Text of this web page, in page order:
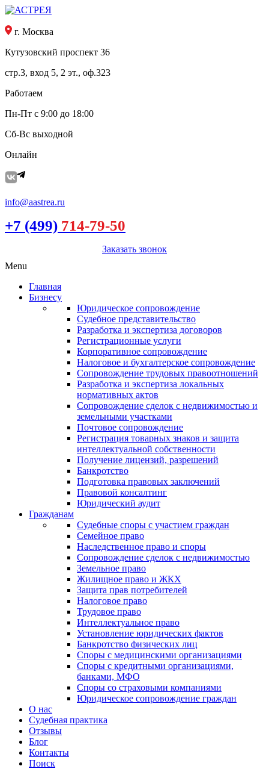
г. Москва
Кутузовский проспект 36
стр.3, вход 5, 2 эт., оф.323
Работаем
Пн-Пт с 9:00 до 18:00
Сб-Вс выходной
Онлайн
info@aastrea.ru
+7 (499) 714-79-50
Заказать звонок
Menu
Главная
Бизнесу
Юридическое сопровождение
Судебное представительство
Разработка и экспертиза договоров
Регистрационные услуги
Корпоративное сопровождение
Налоговое и бухгалтерское сопровождение
Сопровождение трудовых правоотношений
Разработка и экспертиза локальных
нормативных актов
Сопровождение сделок с недвижимостью и
земельными участками
Почтовое сопровождение
Регистрация товарных знаков и защита
интеллектуальной собственности
Получение лицензий, разрешений
Банкротство
Подготовка правовых заключений
Правовой консалтинг
Юридический аудит
Гражданам
Судебные споры с участием граждан
Семейное право
Наследственное право и споры
Сопровождение сделок с недвижимостью
Земельное право
Жилищное право и ЖКХ
Защита прав потребителей
Налоговое право
Трудовое право
Интеллектуальное право
Установление юридических фактов
Банкротство физических лиц
Споры с медицинскими организациями
Споры с кредитными организациями,
банками, МФО
Споры со страховыми компаниями
Юридическое сопровождение граждан
О нас
Судебная практика
Отзывы
Блог
Контакты
Поиск